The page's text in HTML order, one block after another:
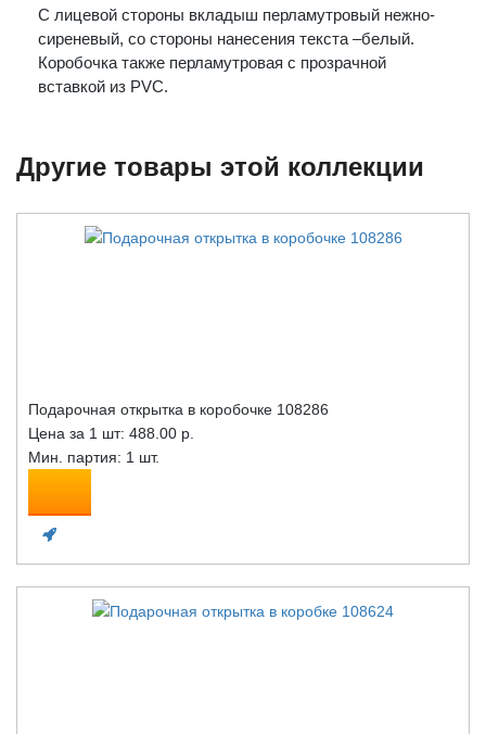
С лицевой стороны вкладыш перламутровый нежно-
сиреневый, со стороны нанесения текста –белый.
Коробочка также перламутровая с прозрачной
вставкой из PVC.
Другие товары этой коллекции
Подарочная открытка в коробочке 108286
Цена за 1 шт: 488.00 р.
Мин. партия: 1 шт.